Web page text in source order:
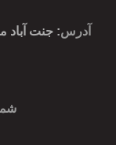
آدرس: جنت آباد